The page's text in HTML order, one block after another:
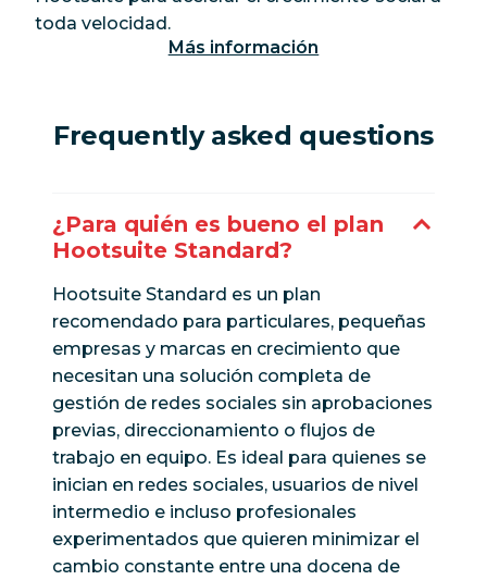
toda velocidad.
Más información
Frequently asked questions
¿Para quién es bueno el plan
Hootsuite Standard?
Hootsuite Standard es un plan
recomendado para particulares, pequeñas
empresas y marcas en crecimiento que
necesitan una solución completa de
gestión de redes sociales sin aprobaciones
previas, direccionamiento o flujos de
trabajo en equipo. Es ideal para quienes se
inician en redes sociales, usuarios de nivel
intermedio e incluso profesionales
experimentados que quieren minimizar el
cambio constante entre una docena de